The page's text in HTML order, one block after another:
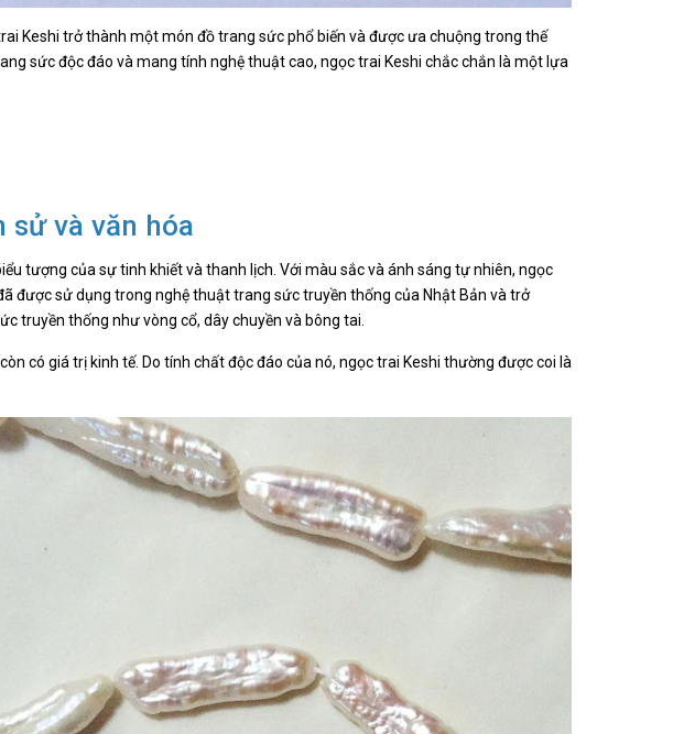
Keshi trở thành một món đồ trang sức phổ biến và được ưa chuộng trong thế
sức độc đáo và mang tính nghệ thuật cao, ngọc trai Keshi chắc chắn là một lựa
và văn hóa
tượng của sự tinh khiết và thanh lịch. Với màu sắc và ánh sáng tự nhiên, ngọc
được sử dụng trong nghệ thuật trang sức truyền thống của Nhật Bản và trở
truyền thống như vòng cổ, dây chuyền và bông tai.
có giá trị kinh tế. Do tính chất độc đáo của nó, ngọc trai Keshi thường được coi là